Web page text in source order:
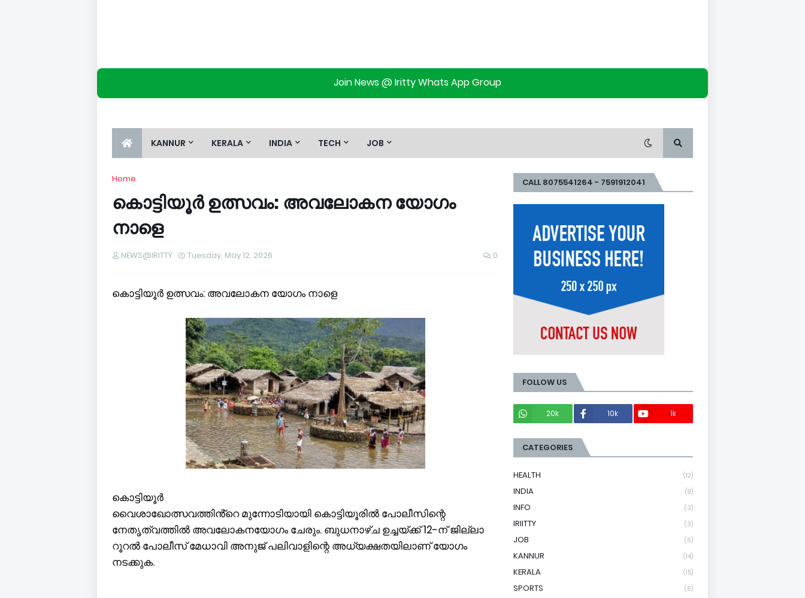
Join News @ Iritty Whats App Group
KANNUR KERALA INDIA TECH JOB
Home
കൊട്ടിയൂർ ഉത്സവം: അവലോകന യോഗം
നാളെ
NEWS@IRITTY Tuesday, May 12, 2026 0
കൊട്ടിയൂർ ഉത്സവം: അവലോകന യോഗം നാളെ
കൊട്ടിയൂർ
വൈശാഖോത്സവത്തിൻ്റെ മുന്നോടിയായി കൊട്ടിയൂരിൽ പോലീസിന്റെ
നേതൃത്വത്തിൽ അവലോകനയോഗം ചേരും. ബുധനാഴ്ച ഉച്ചയ്ക്ക് 12-ന് ജില്ലാ
റൂറൽ പോലീസ് മേധാവി അനുജ് പലിവാളിന്റെ അധ്യക്ഷതയിലാണ് യോഗം
നടക്കുക.
CALL 8075541264 - 7591912041
FOLLOW US
20k
10k 1k
CATEGORIES
HEALTH (12)
INDIA (9)
INFO (3)
IRIITTY (3)
JOB (6)
KANNUR (14)
KERALA (15)
SPORTS (6)